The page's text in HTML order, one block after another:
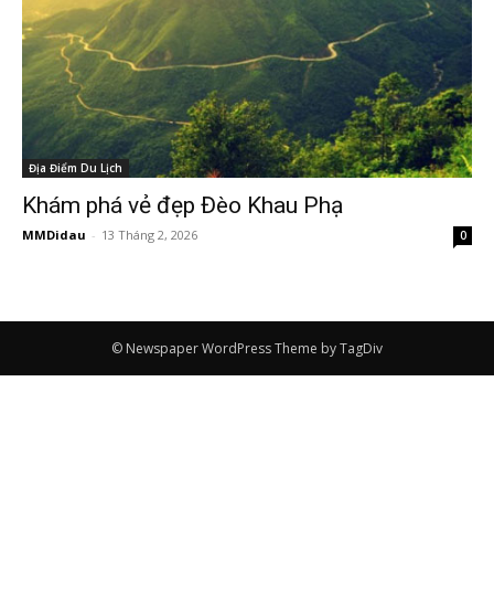
Địa Điểm Du Lịch
Khám phá vẻ đẹp Đèo Khau Phạ
MMDidau - 13 Tháng 2, 2026 0
© Newspaper WordPress Theme by TagDiv